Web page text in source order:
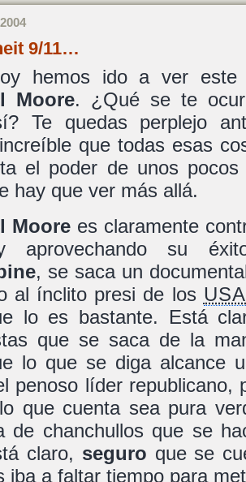
9/11…
hemos ido a ver este
Moore. ¿Qué se te
Te quedas perplejo
que todas esas
el poder de unos
hay que ver más allá.
Moorees claramente
aprovechando su
, se saca un
al ínclito presi de los USA
lo es bastante. Está
que se saca de la
lo que se diga alcance
penoso líder republicano,
lo que cuentasea pura
de chanchullos que se
claro, seguro que se
iba a faltar tiempo para